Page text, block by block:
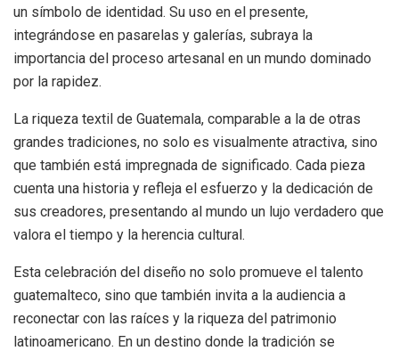
un símbolo de identidad. Su uso en el presente,
integrándose en pasarelas y galerías, subraya la
importancia del proceso artesanal en un mundo dominado
por la rapidez.
La riqueza textil de Guatemala, comparable a la de otras
grandes tradiciones, no solo es visualmente atractiva, sino
que también está impregnada de significado. Cada pieza
cuenta una historia y refleja el esfuerzo y la dedicación de
sus creadores, presentando al mundo un lujo verdadero que
valora el tiempo y la herencia cultural.
Esta celebración del diseño no solo promueve el talento
guatemalteco, sino que también invita a la audiencia a
reconectar con las raíces y la riqueza del patrimonio
latinoamericano. En un destino donde la tradición se